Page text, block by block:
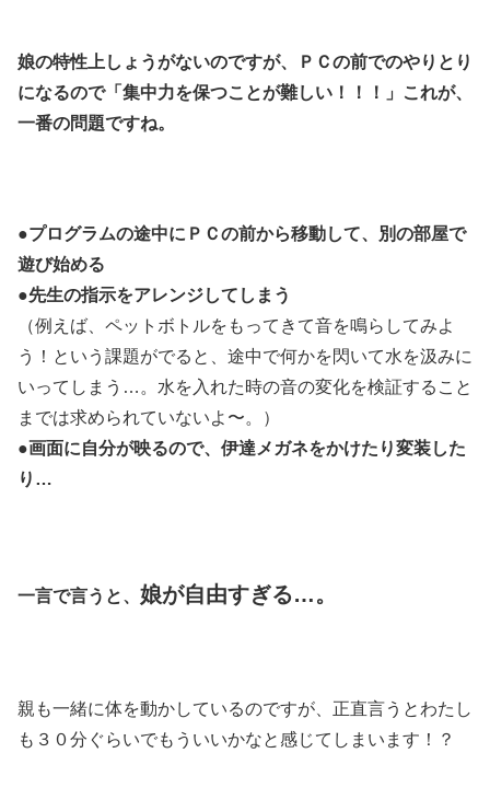
娘の特性上しょうがないのですが、ＰＣの前でのやりとり
になるので「集中力を保つことが難しい！！！」これが、
一番の問題ですね。
●プログラムの途中にＰＣの前から移動して、別の部屋で
遊び始める
●先生の指示をアレンジしてしまう
（例えば、ペットボトルをもってきて音を鳴らしてみよ
う！という課題がでると、途中で何かを閃いて水を汲みに
いってしまう…。水を入れた時の音の変化を検証すること
までは求められていないよ〜。）
●画面に自分が映るので、伊達メガネをかけたり変装した
り…
一言で言うと、 娘が自由すぎる…。
親も一緒に体を動かしているのですが、正直言うとわたし
も３０分ぐらいでもういいかなと感じてしまいます！？